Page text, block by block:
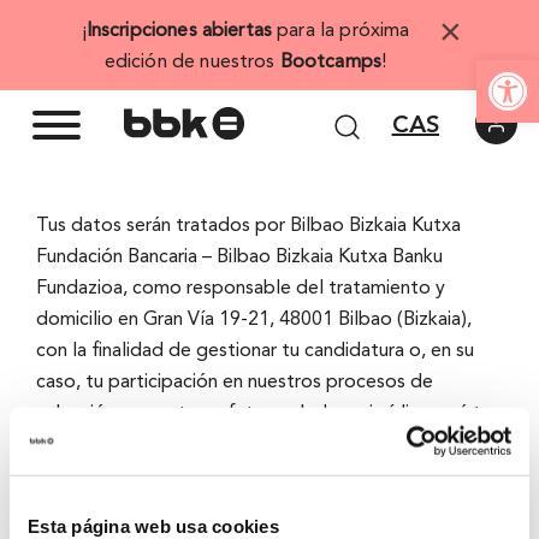
Abrir
Esta página web usa cookies
¡ Inscripciones abiertas para la próxima
edición de nuestros Bootcamps!
×
CAS
Tus datos serán tratados por Bilbao Bizkaia Kutxa
Fundación Bancaria – Bilbao Bizkaia Kutxa Banku
Fundazioa, como responsable del tratamiento y
domicilio en Gran Vía 19-21, 48001 Bilbao (Bizkaia),
con la finalidad de gestionar tu candidatura o, en su
caso, tu participación en nuestros procesos de
selección presentes o futuros. La base jurídica será tu
consentimiento otorgado mediante el envío
voluntario del curriculum o, en su caso, la necesidad de